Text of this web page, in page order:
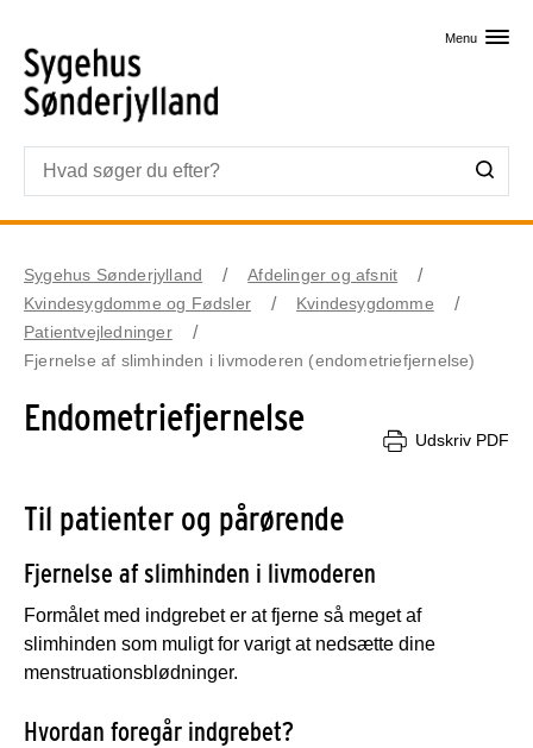
Menu
Sygehus Sønderjylland
Afdelinger og afsnit
Kvindesygdomme og Fødsler
Kvindesygdomme
Patientvejledninger
Fjernelse af slimhinden i livmoderen (endometriefjernelse)
Endometriefjernelse
Udskriv PDF
Til patienter og pårørende
Fjernelse af slimhinden i livmoderen
Formålet med indgrebet er at fjerne så meget af
slimhinden som muligt for varigt at nedsætte dine
menstruationsblødninger.
Hvordan foregår indgrebet?